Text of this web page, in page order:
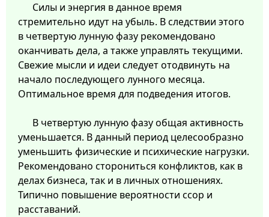
Силы и энергия в данное время
стремительно идут на убыль. В следствии этого
в четвертую лунную фазу рекомендовано
оканчивать дела, а также управлять текущими.
Свежие мысли и идеи следует отодвинуть на
начало последующего лунного месяца.
Оптимальное время для подведения итогов.
В четвертую лунную фазу общая активность
уменьшается. В данный период целесообразно
уменьшить физические и психические нагрузки.
Рекомендовано сторониться конфликтов, как в
делах бизнеса, так и в личных отношениях.
Типично повышение вероятности ссор и
расставаний.